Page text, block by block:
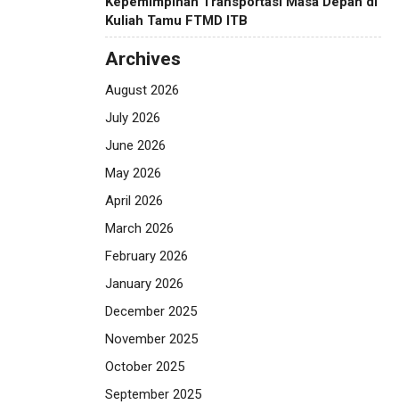
Kuliah Tamu FTMD ITB
Archives
August 2026
July 2026
June 2026
May 2026
April 2026
March 2026
February 2026
January 2026
December 2025
November 2025
October 2025
September 2025